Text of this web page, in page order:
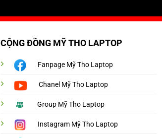
CỘNG ĐỒNG MỸ THO LAPTOP
Fanpage Mỹ Tho Laptop
Chanel Mỹ Tho Laptop
Group Mỹ Tho Laptop
Instagram Mỹ Tho Laptop